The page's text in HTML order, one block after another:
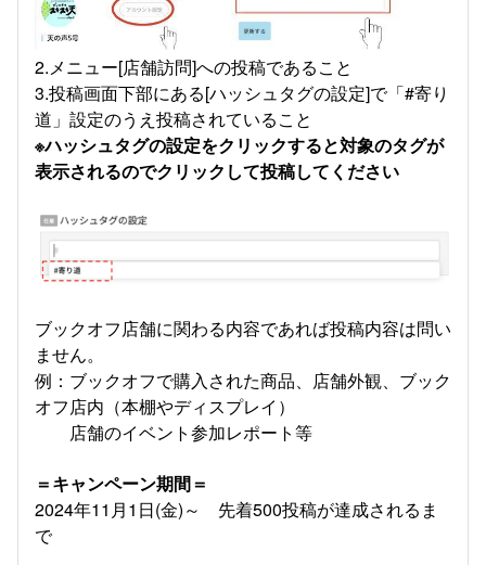
2.メニュー[店舗訪問]への投稿であること
3.投稿画面下部にある[ハッシュタグの設定]で「#寄り
道」設定のうえ投稿されていること
※ハッシュタグの設定をクリックすると対象のタグが
表示されるのでクリックして投稿してください
ブックオフ店舗に関わる内容であれば投稿内容は問い
ません。
例：ブックオフで購入された商品、店舗外観、ブック
オフ店内（本棚やディスプレイ）
店舗のイベント参加レポート等
＝キャンペーン期間＝
2024年11月1日(金)～ 先着500投稿が達成されるま
で